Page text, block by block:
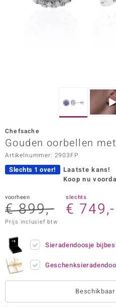
Vogue
in Italy
Paraíso
Chefsache
Gouden oorbellen
Artikelnummer: 2903FP
Slechts 1 over!
Laatste kans!
Koop nu
voorheen
€ 899,-
slechts
€ 749,-
Prijs inclusief btw
Sieradendoosje